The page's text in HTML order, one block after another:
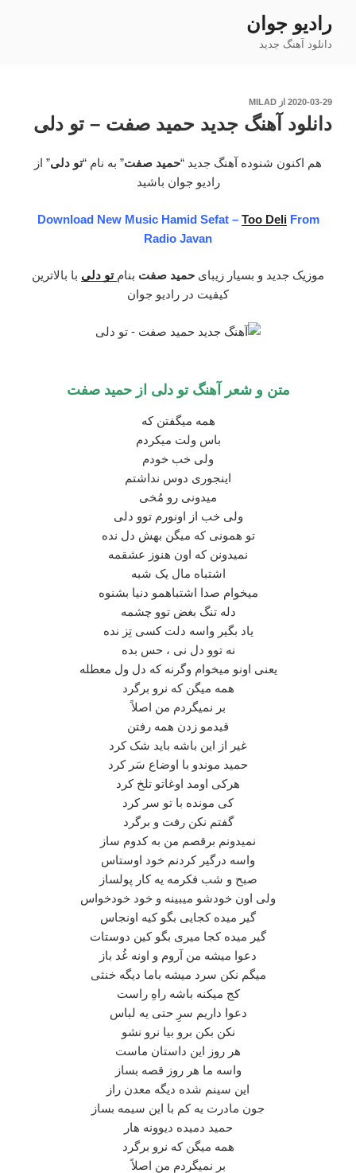
محتوا
رادیو جوان
دانلود آهنگ جدید
نوشته‌شده
2020-03-29 از MILAD
دانلود آهنگ جدید حمید صفت – تو دلی
هم اکنون شنوده آهنگ جدید “حمید صفت” به نام “تو دلی” از
رادیو جوان باشید
Download New Music Hamid Sefat – Too DeliFrom
Radio Javan
موزیک جدید و بسیار زیبای حمید صفت بنام تو دلی با بالاترین
کیفیت در رادیو جوان
متن و شعر آهنگ تو دلی از حمید صفت
همه میگفتن که
باس ولت میکردم
ولی خب خودم
اینجوری دوس نداشتم
میدونی رو مُخی
ولی خب از اونورم توو دلی
تو همونی که میگن بهش دل نده
نمیدونن که اون هنوز عشقمه
اشتباه مال یک شبه
میخوام صدا اشتباهمو دنیا بشنوه
دله تنگ بغض توو چشمه
یاد بگیر واسه دلت کسی تِز نده
نه توو دل نی ، حس بده
یعنی اونو میخوام وگرنه که دل ول معطله
همه میگن که نرو برگرد
بر نمیگردم من اصلاً
قیدمو زدن همه رفتن
غیر از این باشه باید شک کرد
حمید موندو با اوضاع سَر کرد
هرکی اومد اوغاتو تلخ کرد
کی مونده با تو سر کرد
گفتم نکن رفت و برگرد
نمیدونم برقصم من به کدوم ساز
واسه درگیر کردنم خود اوستاس
صبح و شب فکرمه یه کار پولساز
ولی اون خودشو میبینه و خود خودخواس
گیر میده کجایی بگو کیه اونجاس
گیر میده کجا میری بگو کین دوستات
دعوا میشه من آروم و اونه غُد باز
میگم نکن سرد میشه باما دیگه خنثی
کج میکنه باشه راهِ راست
دعوا داریم سرِ حتی یه لباس
نکن بکن برو بیا نرو نشو
هر روز این داستان ماست
واسه ما هر روز قصه بساز
این سینم شده دیگه معدن راز
جون مادرت یه کم با این سیمه بساز
حمید دمیده دیوونه هار
همه میگن که نرو برگرد
بر نمیگردم من اصلاً